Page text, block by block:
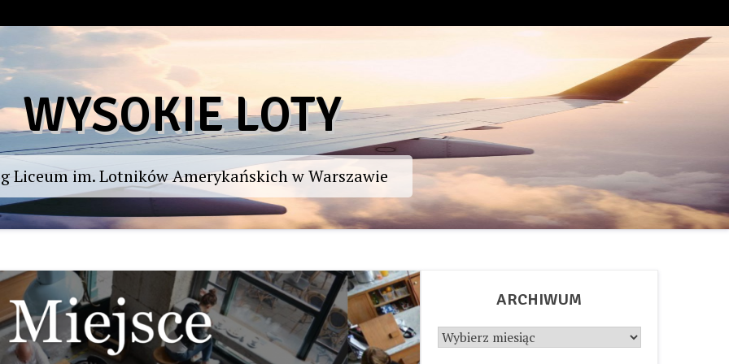
WYSOKIE LOTY
Liceum im. Lotników Amerykańskich w Warszawie
ARCHIWUM
Archiwum